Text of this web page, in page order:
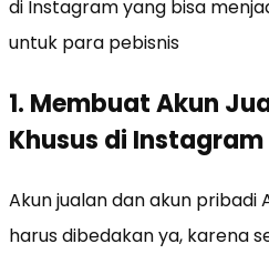
di Instagram yang bisa
untuk para pebisnis
1. Membuat Akun
Khusus di Instagram
Akun jualan dan akun pribadi
harus dibedakan ya, karena